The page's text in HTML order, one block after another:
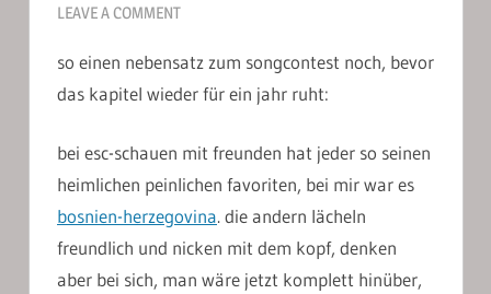
LEAVE A COMMENT
so einen nebensatz zum songcontest noch, bevor
das kapitel wieder für ein jahr ruht:
bei esc-schauen mit freunden hat jeder so seinen
heimlichen peinlichen favoriten, bei mir war es
bosnien-herzegovina. die andern lächeln
freundlich und nicken mit dem kopf, denken
aber bei sich, man wäre jetzt komplett hinüber,